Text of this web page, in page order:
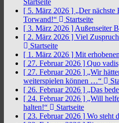
Startseite
[ 5. März 2026 ] „Der
Torwand!“
Startseite
[ 3. März 2026 ] Außenseiter
[ 2. März 2026 ] Viel
Startseite
[ 1. März 2026 ] Mit
[ 27. Februar 2026 ] Quo
[ 27. Februar 2026 ] „Wir
weiterspielen können …“
[ 26. Februar 2026 ] „Das
[ 24. Februar 2026 ] „Will
halten!“
Startseite
[ 23. Februar 2026 ] Wo steht